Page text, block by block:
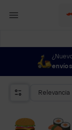
Relevancia